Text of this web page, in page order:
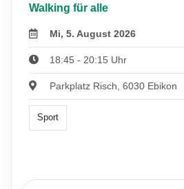
Walking für alle
Mi, 5. August 2026
18:45 - 20:15 Uhr
Parkplatz Risch, 6030 Ebikon
Sport